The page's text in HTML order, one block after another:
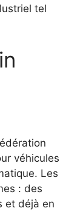
tel
véhicules
Les
: des
et déjà en